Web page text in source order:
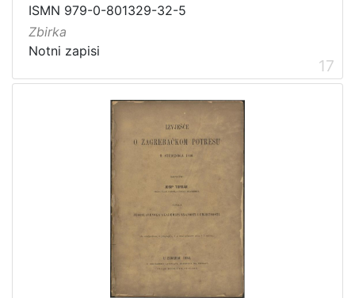
ISMN 979-0-801329-32-5
Zbirka
Notni zapisi
17